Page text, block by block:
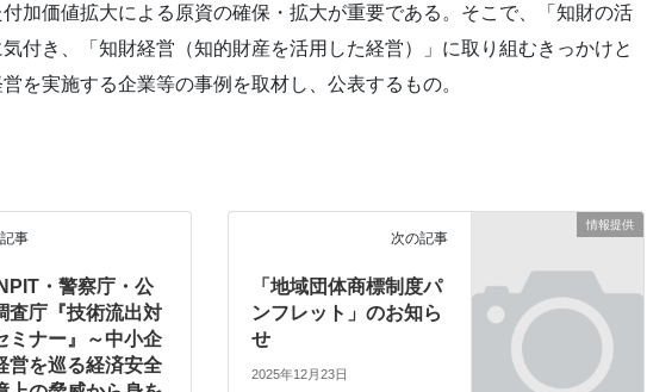
加価値拡大による原資の確保・拡大が重要である。そこで、「知財の活
付き、「知財経営（知的財産を活用した経営）」に取り組むきっかけと
を実施する企業等の事例を取材し、公表するもの。
事
・警察庁・公
査庁『技術流出対
ミナー』～中小企
営を巡る経済安全
情報提供
次の記事
「地域団体商標制度パ
ンフレット」のお知ら
せ
2025年12月23日